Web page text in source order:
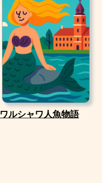
ワルシャワ人魚物語